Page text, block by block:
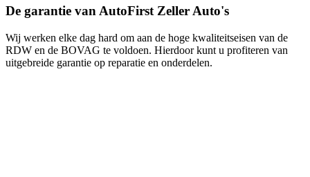
De garantie van AutoFirst Zeller Auto's
Wij werken elke dag hard om aan de hoge kwaliteitseisen van de
RDW en de BOVAG te voldoen. Hierdoor kunt u profiteren van
uitgebreide garantie op reparatie en onderdelen.